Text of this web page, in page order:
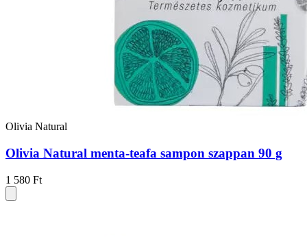
Olivia Natural
Olivia Natural menta-teafa sampon szappan 90 g
1 580 Ft